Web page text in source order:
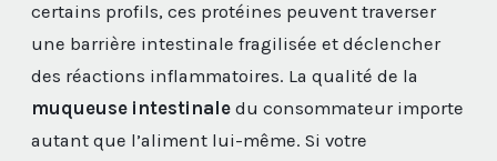
certains profils, ces protéines peuvent traverser
une barrière intestinale fragilisée et déclencher
des réactions inflammatoires. La qualité de la
muqueuse intestinale du consommateur importe
autant que l’aliment lui-même. Si votre